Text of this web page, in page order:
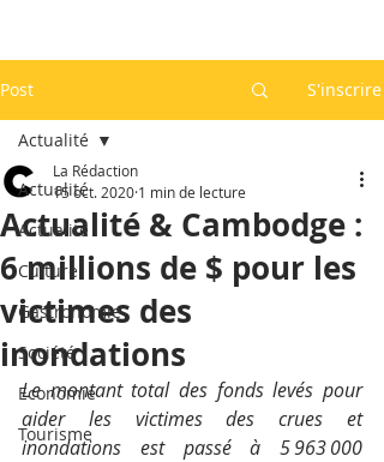
Post S'inscrire
Actualité
Actualité
Culture
Gastronomie
Société
Economie
Tourisme
Actualité
Actualité & Cambodge :
6 millions de $ pour les
victimes des
inondations
La Rédaction
15 oct. 2020 1 min de lecture
Le montant total des fonds levés pour
aider les victimes des crues et
inondations est passé à 5 963 000